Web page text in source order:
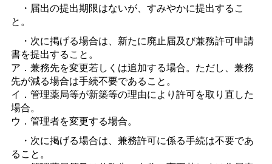
・届出の提出期限はないが、すみやかに提出するこ
と。
・次に掲げる場合は、新たに廃止届及び兼務許可申請
書を提出すること。
ア．兼務先を変更若しくは追加する場合。ただし、兼務
先が減る場合は手続不要であること。
イ．管理薬局等が新築等の理由により許可を取り直した
場合。
ウ．管理者を変更する場合。
・次に掲げる場合は、兼務許可に係る手続は不要であ
ること。